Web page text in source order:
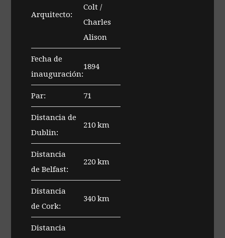
Arquitecto:
Colt /
Charles
Alison
Fecha de
inauguración:
1894
Par: 71
Distancia de
Dublin:
210 km
Distancia
de Belfast:
220 km
Distancia
de Cork:
340 km
Distancia